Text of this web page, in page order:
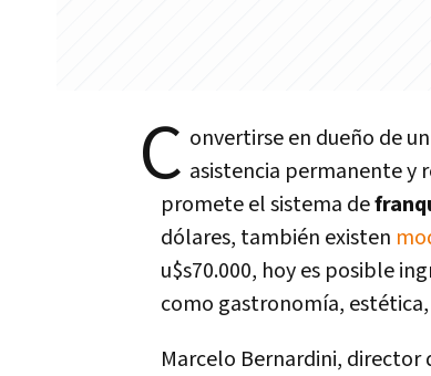
C onvertirse en dueño de
asistencia permanente y
promete el sistema de
dólares, también existen
u$s70.000, hoy es posible
como gastronomía,
Marcelo Bernardini, director